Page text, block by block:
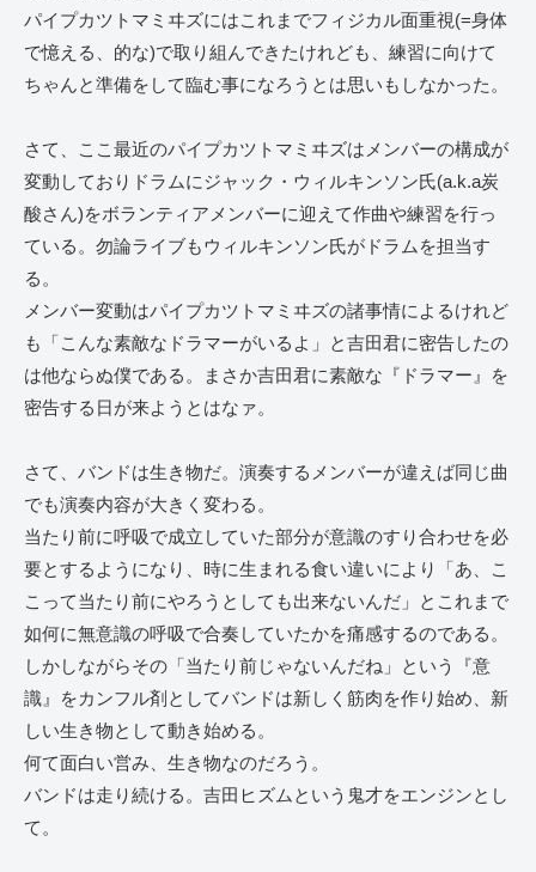
パイプカツトマミヰズにはこれまでフィジカル面重視(=身体
で憶える、的な)で取り組んできたけれども、練習に向けて
ちゃんと準備をして臨む事になろうとは思いもしなかった。
さて、ここ最近のパイプカツトマミヰズはメンバーの構成が
変動しておりドラムにジャック・ウィルキンソン氏(a.k.a炭
酸さん)をボランティアメンバーに迎えて作曲や練習を行っ
ている。勿論ライブもウィルキンソン氏がドラムを担当す
る。
メンバー変動はパイプカツトマミヰズの諸事情によるけれど
も「こんな素敵なドラマーがいるよ」と吉田君に密告したの
は他ならぬ僕である。まさか吉田君に素敵な『ドラマー』を
密告する日が来ようとはなァ。
さて、バンドは生き物だ。演奏するメンバーが違えば同じ曲
でも演奏内容が大きく変わる。
当たり前に呼吸で成立していた部分が意識のすり合わせを必
要とするようになり、時に生まれる食い違いにより「あ、こ
こって当たり前にやろうとしても出来ないんだ」とこれまで
如何に無意識の呼吸で合奏していたかを痛感するのである。
しかしながらその「当たり前じゃないんだね」という『意
識』をカンフル剤としてバンドは新しく筋肉を作り始め、新
しい生き物として動き始める。
何て面白い営み、生き物なのだろう。
バンドは走り続ける。吉田ヒズムという鬼才をエンジンとし
て。